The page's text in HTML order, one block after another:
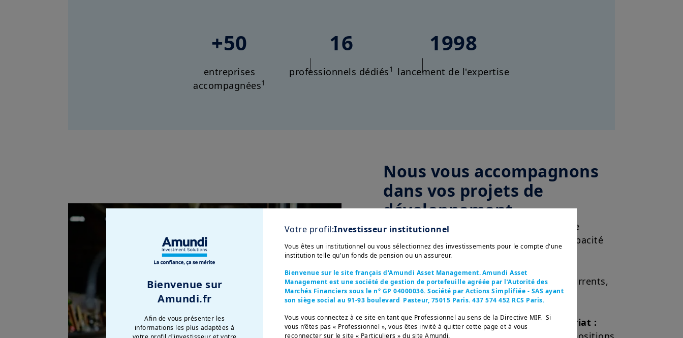
+50
entreprises
accompagnées1
16
professionnels dédiés1
1998
lancement de l'expertise
Nous vous accompagnons
dans vos projets de
développement
Croissance organique
: développement de
nouveaux produits, investissements en capacité
de production, etc.
Croissance externe :acquisition de concurrents,
sous-traitants, distributeurs, etc.
Structuration et évolution de l’actionnariat :
Bienvenue sur
Amundi.fr
Afin de vous présenter les
informations les plus adaptées à
Votre profil:Investisseur institutionnel
Vous êtes un institutionnel ou vous sélectionnez des investissements pour le compte d'une
institution telle qu'un fonds de pension ou un assureur.
Bienvenue sur le site français d'Amundi Asset Management. Amundi Asset
Management est une société de gestion de portefeuille agréée par l’Autorité des
Marchés Financiers sous le n° GP 04000036. Société par Actions Simplifiée - SAS ayant
son siège social au 91-93 boulevard Pasteur, 75015 Paris. 437 574 452 RCS Paris.
Vous vous connectez à ce site en tant que Professionnel au sens de la Directive MIF. Si
vous n’êtes pas « Professionnel », vous êtes invité à quitter cette page et à vous
reconnecter sur le site « Particuliers » du site Amundi.